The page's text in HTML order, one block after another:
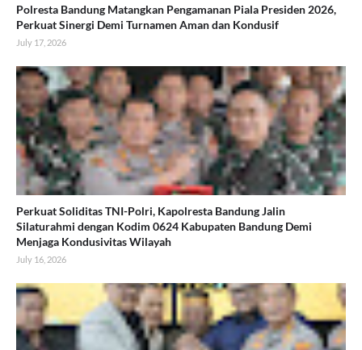
Polresta Bandung Matangkan Pengamanan Piala Presiden 2026,
Perkuat Sinergi Demi Turnamen Aman dan Kondusif
July 17, 2026
Perkuat Soliditas TNI-Polri, Kapolresta Bandung Jalin
Silaturahmi dengan Kodim 0624 Kabupaten Bandung Demi
Menjaga Kondusivitas Wilayah
July 16, 2026